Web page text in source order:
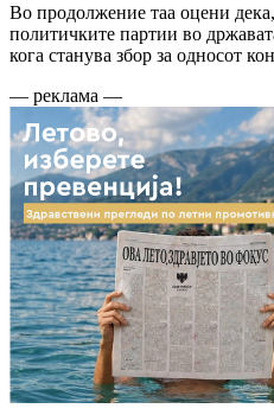
Во продолжение таа оцени
политичките партии во
кога станува збор за односот
— реклама —